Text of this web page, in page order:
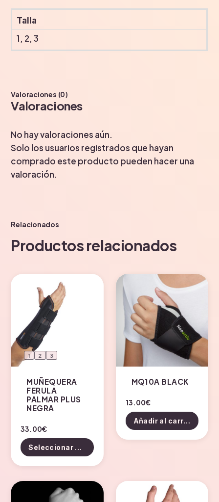
Talla
1, 2, 3
Valoraciones (0)
Valoraciones
No hay valoraciones aún.
Solo los usuarios registrados que hayan
comprado este producto pueden hacer una
valoración.
Relacionados
Productos relacionados
1 2 3
MUÑEQUERA
FERULA
PALMAR PLUS
NEGRA
33.00€
Seleccionar opciones
Este
producto
tiene
múltiples
variantes.
MQ10A BLACK
13.00€
Añadir al carrito